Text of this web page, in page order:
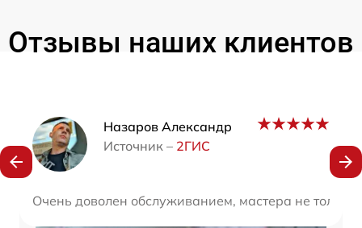
Отзывы наших клиентов
Назаров Александр
Источник – 2ГИС
Очень доволен обслуживанием, мастера не
Наши мастера